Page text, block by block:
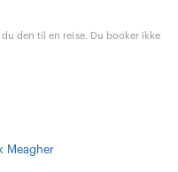
den til en reise. Du booker ikke
Meagher